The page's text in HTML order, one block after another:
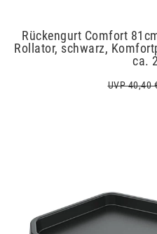
Rückengurt Comfort
Rollator, schwarz,
ca.
UVP 40,40